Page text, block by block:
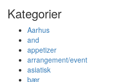
Kategorier
Aarhus
and
appetizer
arrangement/event
asiatisk
bær